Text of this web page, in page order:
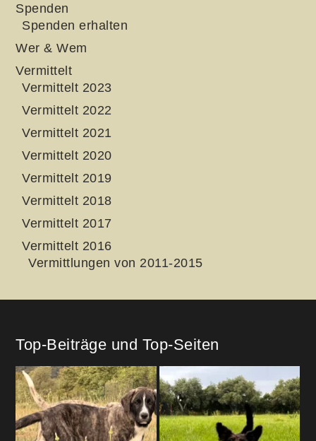
Spenden
Spenden erhalten
Wer & Wem
Vermittelt
Vermittelt 2023
Vermittelt 2022
Vermittelt 2021
Vermittelt 2020
Vermittelt 2019
Vermittelt 2018
Vermittelt 2017
Vermittelt 2016
Vermittlungen von 2011-2015
Top-Beiträge und Top-Seiten